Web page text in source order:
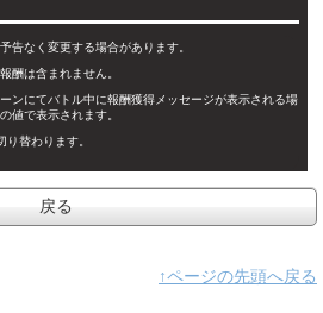
告なく変更する場合があります。
酬は含まれません。
ンにてバトル中に報酬獲得メッセージが表示される場
値で表示されます。
替わります。
戻る
↑ページの先頭へ戻る